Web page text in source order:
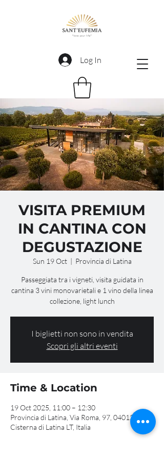
Log In
VISITA PREMIUM
IN CANTINA CON
DEGUSTAZIONE
Sun 19 Oct
  |
Provincia di Latina
Passeggiata tra i vigneti, visita guidata in
cantina 3 vini monovarietali e 1 vino della linea
collezione, light lunch
I biglietti non sono in vendita
Scopri gli altri eventi
Time & Location
19 Oct 2025, 11:00 – 12:30
Provincia di Latina, Via Roma, 97, 04012
Cisterna di Latina LT, Italia